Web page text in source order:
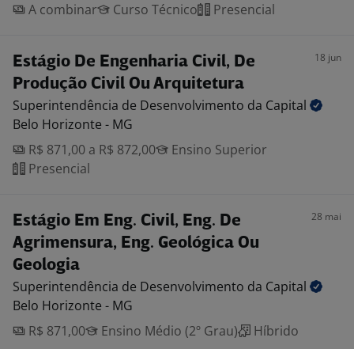
A combinar
Curso Técnico Presencial
Estágio De Engenharia Civil, De
Produção Civil Ou Arquitetura
18 jun
Superintendência de Desenvolvimento da Capital
Belo Horizonte - MG
R$ 871,00 a R$ 872,00
Ensino Superior
Presencial
Estágio Em Eng. Civil, Eng. De
Agrimensura, Eng. Geológica Ou
Geologia
28 mai
Superintendência de Desenvolvimento da Capital
Belo Horizonte - MG
R$ 871,00
Ensino Médio (2º Grau) Híbrido